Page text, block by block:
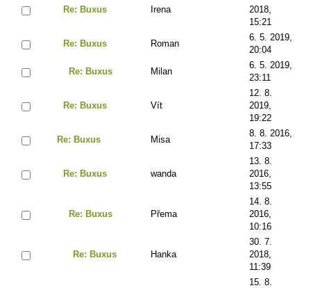
Re: Buxus Irena
2018,
15:21
Re: Buxus Roman
6. 5. 2019,
20:04
Re: Buxus Milan
6. 5. 2019,
23:11
Re: Buxus Vít
12. 8.
2019,
19:22
Re: Buxus Misa
8. 8. 2016,
17:33
Re: Buxus wanda
13. 8.
2016,
13:55
Re: Buxus Přema
14. 8.
2016,
10:16
Re: Buxus Hanka
30. 7.
2018,
11:39
15. 8.